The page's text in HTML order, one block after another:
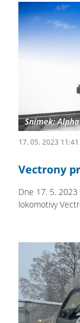
17. 05. 2023 11:41
Vectrony
Dne 17. 5.
lokomotivy